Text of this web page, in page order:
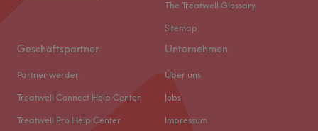
The Treatwell Glossary
Sitemap
Geschäftspartner
Partner werden
Treatwell Connect Help Center
Treatwell Pro Help Center
Unternehmen
Über uns
Jobs
Impressum